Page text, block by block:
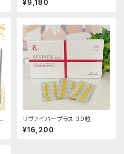
¥9,180
リヴァイバープラス 30粒
¥16,200